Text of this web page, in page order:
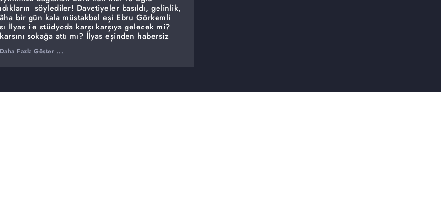
söylediler! Davetiyeler basıldı, gelinlik,
bir gün kala müstakbel eşi Ebru Görkemli
İlyas ile stüdyoda karşı karşıya gelecek mi?
sokağa attı mı? İlyas eşinden habersiz
3 senelik evli olan bedensel engelli
yıl sonra kocası İlyas ve kayınvalidesi
dedi ve bir aydır haber alınamıyor!
Daha Fazla Göster ...